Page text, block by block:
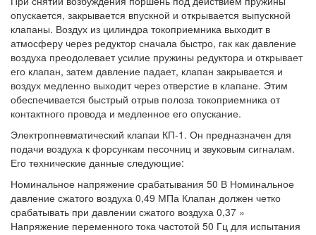
опускается, закрывается впускной и открывается выпускной
клапаны. Воздух из цилиндра токоприемника выходит в
атмосферу через редуктор сначала быстро, гак как давление
воздуха преодолевает усилие пружины редуктора и открывает
его клапан, затем давление падает, клапан закрывается и
воздух медленно выходит через отверстие в клапане. Этим
обеспечивается быстрый отрыв полоза токоприемника от
контактного провода и медленное его опускание.
Электропневматический клапаи КП-1. Он предназначен для
подачи воздуха к форсункам песочниц и звуковым сигналам.
Его технические данные следующие:
Номинальное напряжение срабатывания 50 В Номинальное
давление сжатого воздуха 0,49 МПа Клапан должен четко
срабатывать при давлении сжатого воздуха 0,37 »
Напряжение переменного тока частотой 50 Гц для испытания